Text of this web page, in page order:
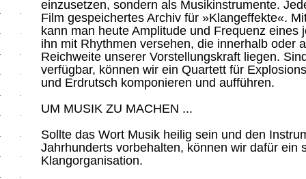
einzusetzen, sondern als Musikinstrumente.
Film gespeichertes Archiv für »Klangeffekte«.
kann man heute Amplitude und Frequenz eines
ihn mit Rhythmen versehen, die innerhalb oder
Reichweite unserer Vorstellungskraft liegen.
verfügbar, können wir ein Quartett für
und Erdrutsch komponieren und aufführen.
UM MUSIK ZU MACHEN ...
Sollte das Wort Musik heilig sein und den
Jahrhunderts vorbehalten, können wir dafür ein
Klangorganisation.